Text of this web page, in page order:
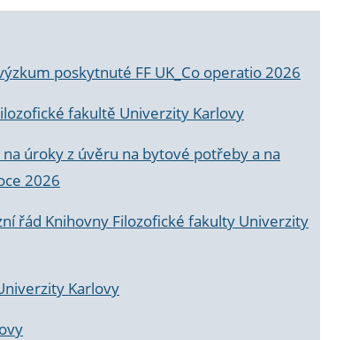
poskytnuté FF UK_Co operatio 2026
fakultě Univerzity Karlovy
úroky z úvěru na bytové potřeby a na
2026
řád Knihovny Filozofické fakulty Univerzity
Karlovy